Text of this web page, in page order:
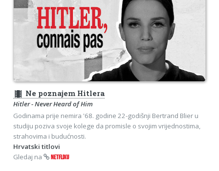
theaters Ne poznajem Hitlera
Hitler - Never Heard of Him
Godinama prije nemira '68. godine 22-godišnji Bertrand Blier u
studiju poziva svoje kolege da promisle o svojim vrijednostima,
strahovima i budućnosti.
Hrvatski titlovi
Gledaj na
NETFLIXU